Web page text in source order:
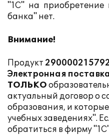
"1С" на приобретение
банка" нет.
Внимание!
Продукт
Электронная
ТОЛЬКО
актуальный договор о
образования, и
учебных заведениях".
обратиться в фирму